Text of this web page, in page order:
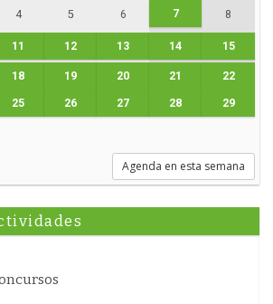
4 5 6 7 8
11 12 13 14 15
18 19 20 21 22
25 26 27 28 29
Agenda en esta semana